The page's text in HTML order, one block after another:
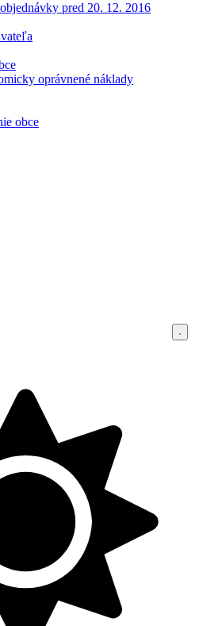
pred 20. 12. 2016
oprávnené náklady
obce